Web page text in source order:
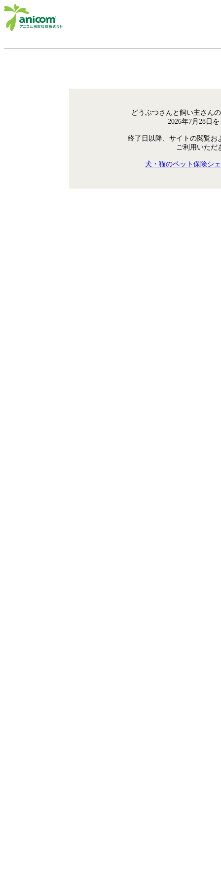
どうぶつさんと飼い主さん
2026年7月28日
終了日以降、サイトの閲覧お
ご利用いただ
犬・猫のペット保険シ